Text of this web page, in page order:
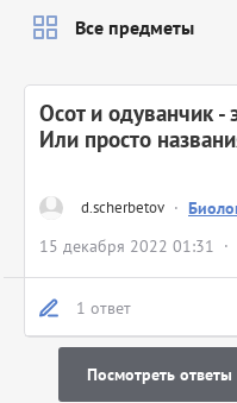
d.scherbetov ·
15 декабря 2022 01:31
Осот и одуванчик -
Или просто
1 ответ
Посмотреть ответы
Все предметы